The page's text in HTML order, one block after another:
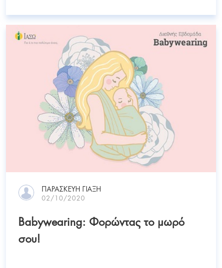
ΠΑΡΑΣΚΕΥΉ ΓΙΑΞΉ
02/10/2020
Babywearing: Φορώντας το μωρό
σου!